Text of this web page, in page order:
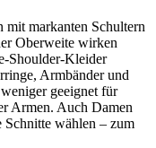
mit markanten Schultern
Oberweite wirken
Shoulder-Kleider
Armbänder und
geeignet für
Armen. Auch Damen
Schnitte wählen – zum